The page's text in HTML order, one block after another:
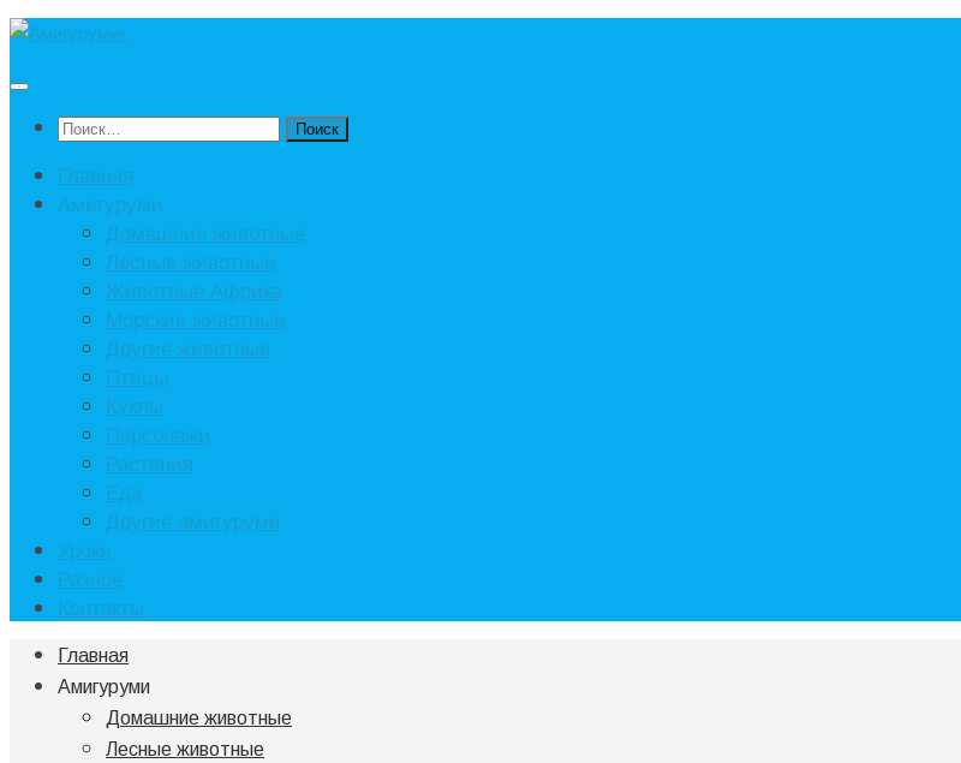
Под
Найти:
Главная
Амигуруми
Домашние животные
Лесные животные
Животные Африка
Морские животные
Другие животные
Птицы
Куклы
Персонажи
Растения
Еда
Другие амигуруми
Уроки
Разное
Контакты
Главная
Амигуруми
Домашние животные
Лесные животные